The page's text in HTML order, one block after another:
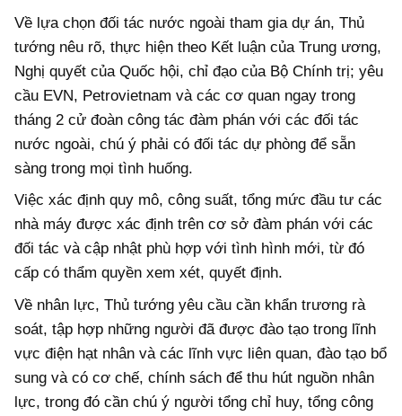
Về lựa chọn đối tác nước ngoài tham gia dự án, Thủ
tướng nêu rõ, thực hiện theo Kết luận của Trung ương,
Nghị quyết của Quốc hội, chỉ đạo của Bộ Chính trị; yêu
cầu EVN, Petrovietnam và các cơ quan ngay trong
tháng 2 cử đoàn công tác đàm phán với các đối tác
nước ngoài, chú ý phải có đối tác dự phòng để sẵn
sàng trong mọi tình huống.
Việc xác định quy mô, công suất, tổng mức đầu tư các
nhà máy được xác định trên cơ sở đàm phán với các
đối tác và cập nhật phù hợp với tình hình mới, từ đó
cấp có thẩm quyền xem xét, quyết định.
Về nhân lực, Thủ tướng yêu cầu cần khẩn trương rà
soát, tập hợp những người đã được đào tạo trong lĩnh
vực điện hạt nhân và các lĩnh vực liên quan, đào tạo bổ
sung và có cơ chế, chính sách để thu hút nguồn nhân
lực, trong đó cần chú ý người tổng chỉ huy, tổng công